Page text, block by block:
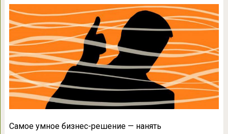
Самое умное бизнес-решение — нанять